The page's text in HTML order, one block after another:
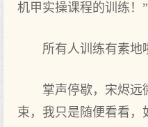
机甲实操课程的训练！”
所有人训练有素地
掌声停歇，宋烬远
束，我只是随便看看，